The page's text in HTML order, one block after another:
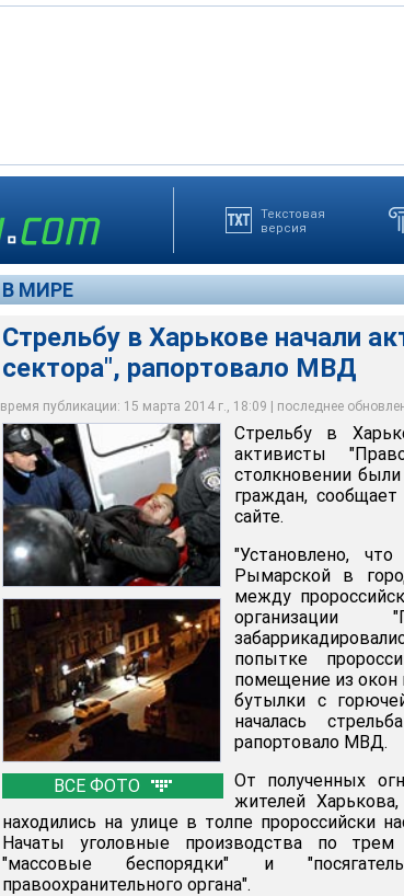
Текстовая
версия
В МИРЕ
Стрельбу в Харькове начали
сектора", рапортовало МВД
время публикации: 15 марта 2014 г., 18:09 | последнее
ВСЕ ФОТО
Стрельбу в Харькове вечером в пятницу открыли
погибших в столкновении были из числа
Reuters
Установлено, что 14 марта около 22:00 на улице
произошел конфликт между пророссийски
организации "Правый сектор", которые
№18
segodnya.ua
Начаты уголовные производства по трем
"массовые беспорядки" и "посягательство на
правоохранительного органа"
Global Look Press
Стрельбу в
активисты
столкновении
граждан,
сайте.
"Установлено,
Рымарской в
между
организации
попытке
помещение из окон
бутылки с
началась
рапортовало МВД.
От полученных
жителей
находились на улице в толпе пророссийски
Начаты уголовные производства по
"массовые беспорядки" и
правоохранительного органа".